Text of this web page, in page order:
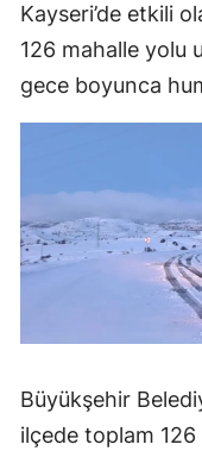
Kayseri’de etkili
126 mahalle yolu
gece boyunca
Büyükşehir
ilçede toplam 126